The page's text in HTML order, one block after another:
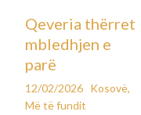
Qeveria thërret
mbledhjen e
parë
12/02/2026 Kosovë,
Më të fundit